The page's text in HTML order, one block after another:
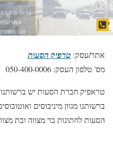
אתר/עסק: טרפיק הסעות
מס' טלפון העסק: 050-400-0006
טראפיק חברת הסעות יש ברשותנו
ברשותנו מגוון מיניבוסים
הסעות לחתונות בר מצווה ובת